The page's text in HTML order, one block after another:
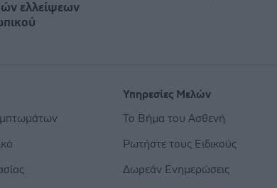
ελλείψεων
Υπηρεσίες Μελών
Το Βήμα του Ασθενή
Ρωτήστε τους Ειδικούς
Δωρεάν Ενημερώσεις